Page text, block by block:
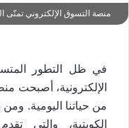
منصة التسوق الإلكتروني تمنّى
في ظل التطور
الإلكترونية، أصبحت
من حياتنا اليومية.
الكويتية، والتي